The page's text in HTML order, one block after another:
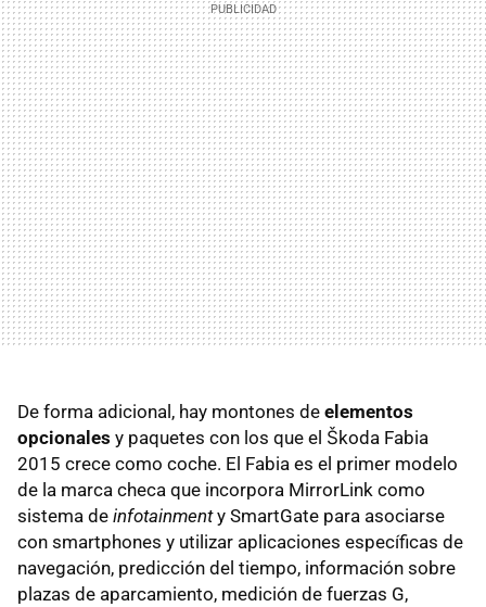
De forma adicional, hay montones de elementos
opcionales y paquetes con los que el Škoda Fabia
2015 crece como coche. El Fabia es el primer modelo
de la marca checa que incorpora MirrorLink como
sistema de infotainmenty SmartGate para asociarse
con smartphones y utilizar aplicaciones específicas de
navegación, predicción del tiempo, información sobre
plazas de aparcamiento, medición de fuerzas G,